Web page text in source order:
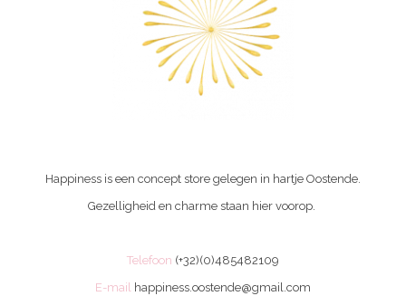
Happiness is een concept store gelegen in hartje Oostende.
Gezelligheid en charme staan hier voorop.
Telefoon (+32)(0)485482109
E-mail happiness.oostende@gmail.com